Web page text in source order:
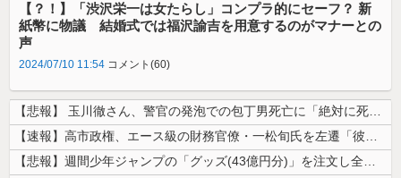
【？！】「渋沢栄一は女たらし」コンプラ的にセーフ？ 新
紙幣に物議 結婚式では福沢諭吉を用意するのがマナーとの
声
2024/07/10 11:54 コメント(60)
【悲報】 玉川徹さん、警官の発泡での包丁男死亡に「絶対に死刑にならない...
【速報】高市政権、エース級の財務官僚・一松旬氏を左遷「彼は協力的でなか...
【悲報】週間少年ジャンプの「グッズ(43億円分)」を注文し全てキャンセ...